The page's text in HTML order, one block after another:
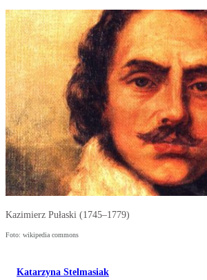
Kazimierz Pułaski (1745–1779)
Foto: wikipedia commons
Katarzyna Stelmasiak